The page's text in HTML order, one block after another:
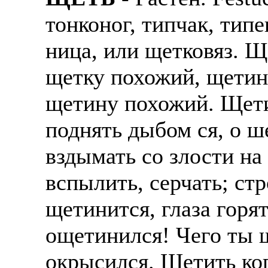
тонконог, типчак,
ница, или щетковяз.
щетку похожий,
щетину похожий.
поднять дыбом ся, о
вздымать со злости
вспылить, серчать;
щетинится, глаза
ощетинился! Чего ты
окрысился. Щетить